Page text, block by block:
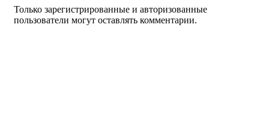
Только зарегистрированные и авторизованные
пользователи могут оставлять комментарии.